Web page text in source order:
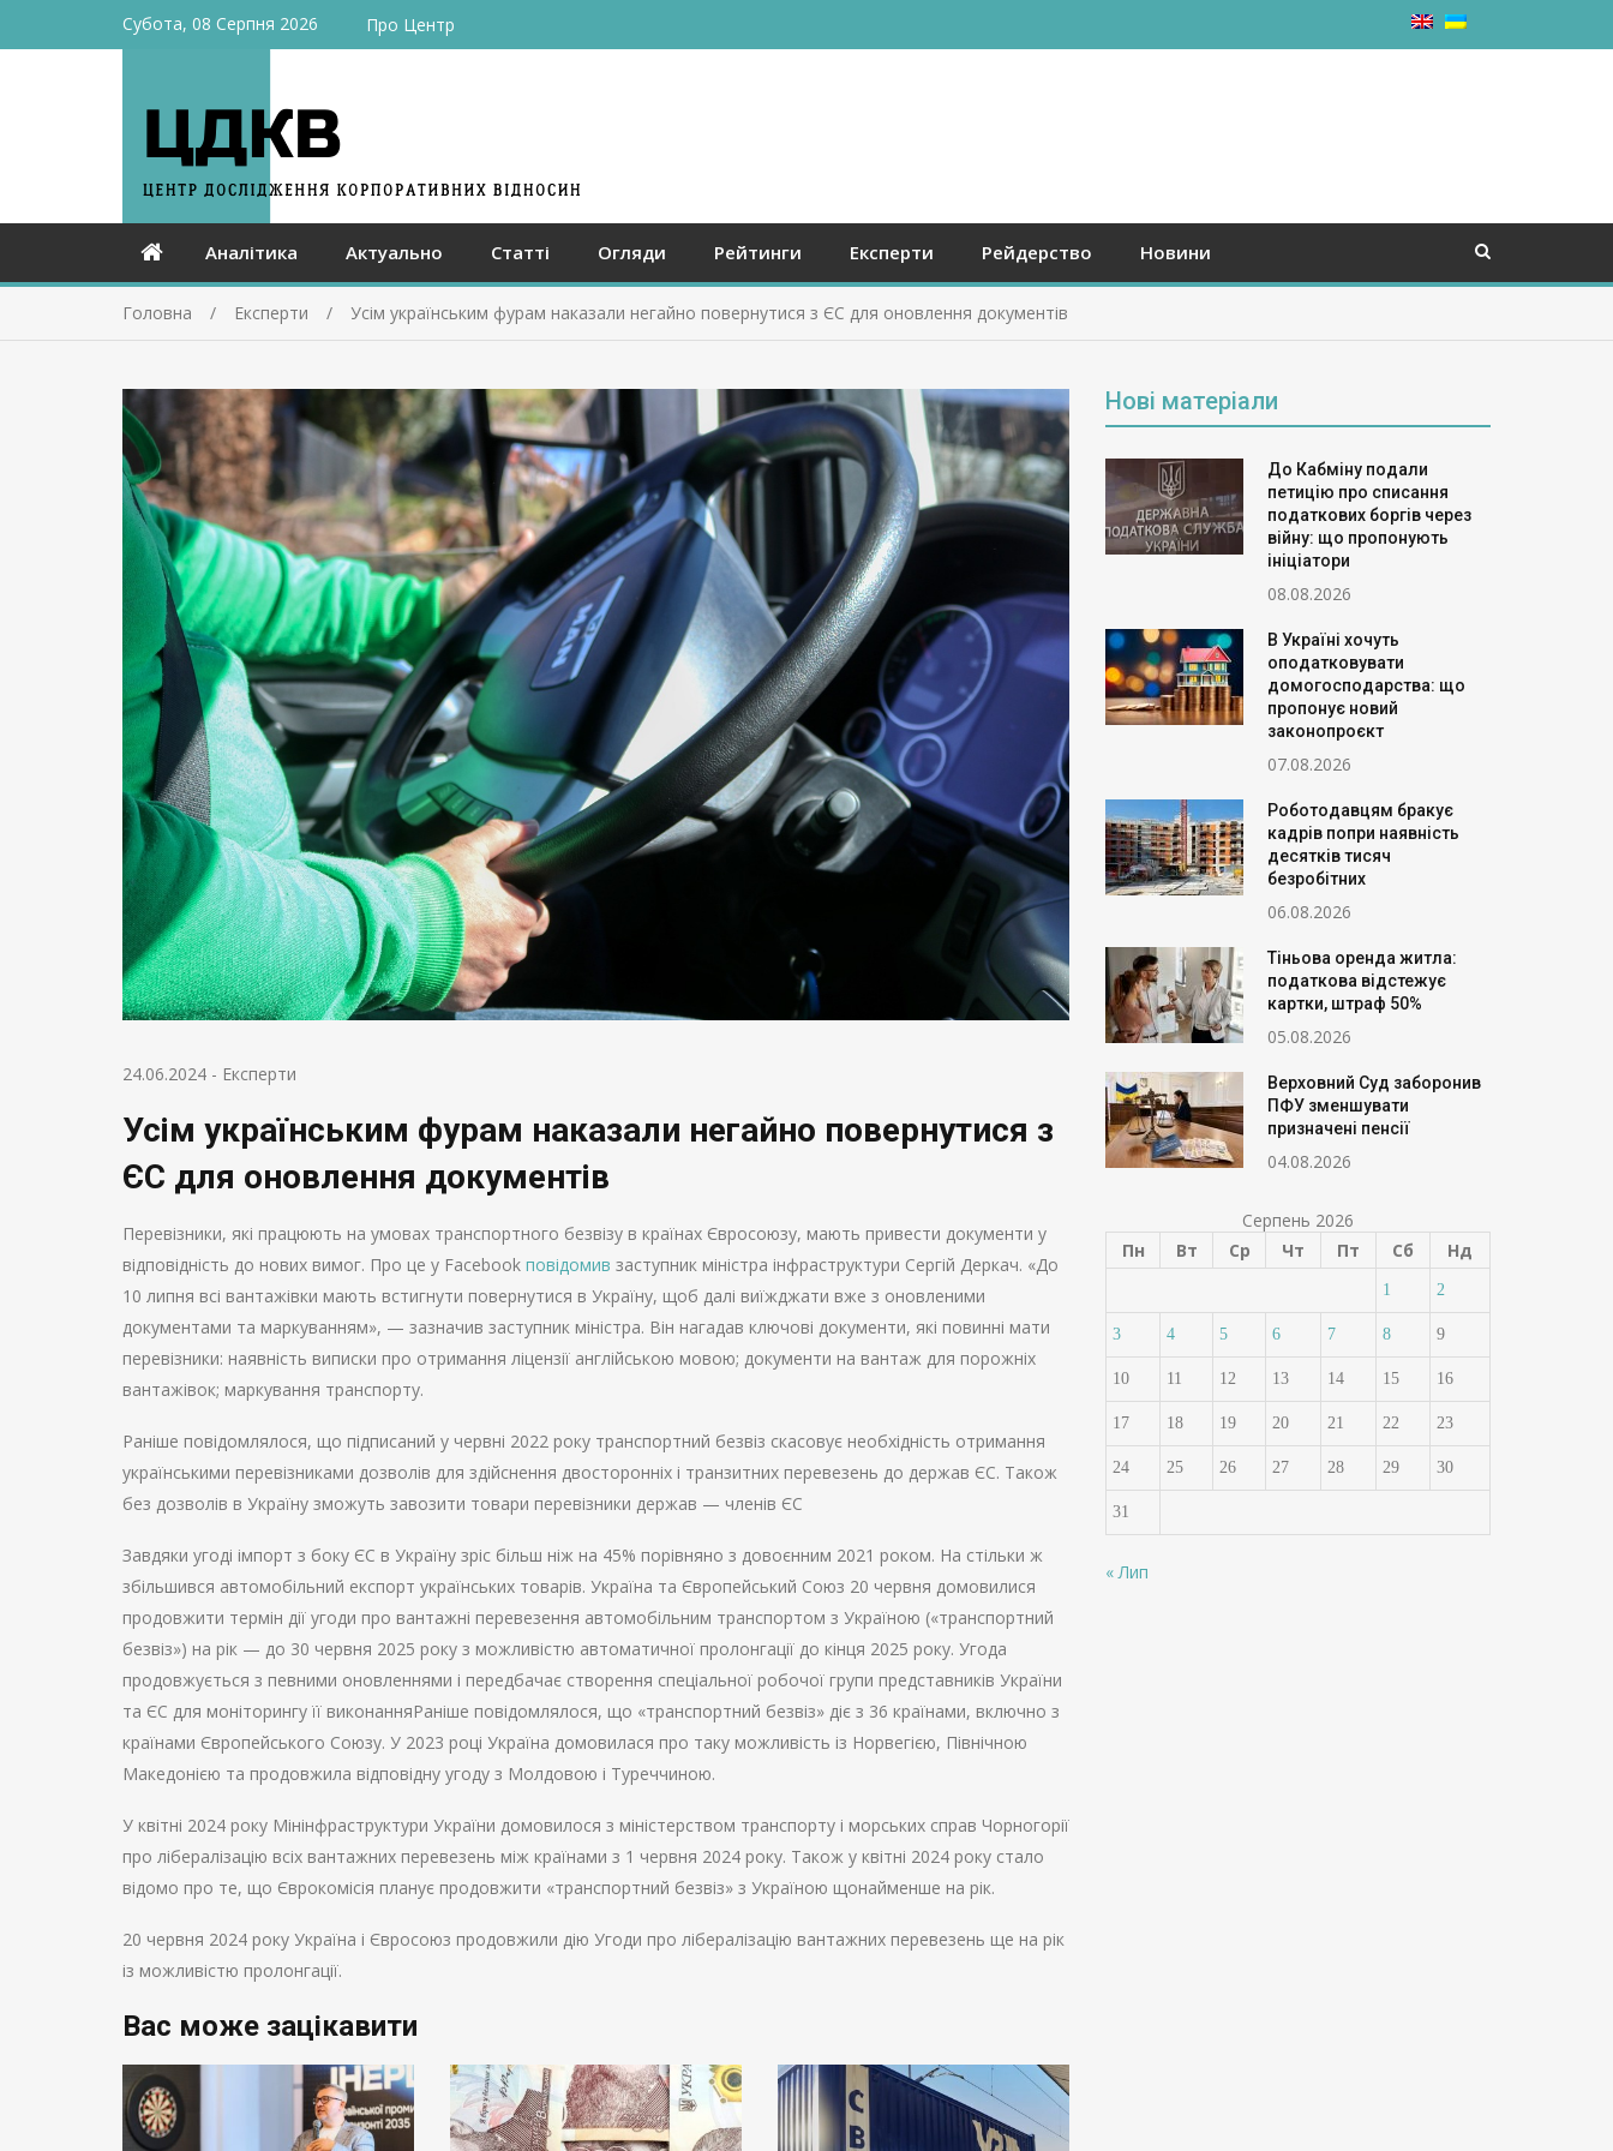
Субота, 08 Серпня 2026 Про Центр
Аналітика Актуально Статті Огляди Рейтинги Експерти Рейдерство Новини
Головна Експерти Усім українським фурам наказали негайно повернутися з ЄС для оновлення документів
24.06.2024 - Експерти
Усім українським фурам наказали негайно повернутися з
ЄС для оновлення документів
Перевізники, які працюють на умовах транспортного безвізу в країнах Євросоюзу, мають привести документи у
відповідність до нових вимог. Про це у Facebook повідомив заступник міністра інфраструктури Сергій Деркач. «До
10 липня всі вантажівки мають встигнути повернутися в Україну, щоб далі виїжджати вже з оновленими
документами та маркуванням», — зазначив заступник міністра. Він нагадав ключові документи, які повинні мати
перевізники: наявність виписки про отримання ліцензії англійською мовою; документи на вантаж для порожніх
вантажівок; маркування транспорту.
Раніше повідомлялося, що підписаний у червні 2022 року транспортний безвіз скасовує необхідність отримання
українськими перевізниками дозволів для здійснення двосторонніх і транзитних перевезень до держав ЄС. Також
без дозволів в Україну зможуть завозити товари перевізники держав — членів ЄС
Завдяки угоді імпорт з боку ЄС в Україну зріс більш ніж на 45% порівняно з довоєнним 2021 роком. На стільки ж
збільшився автомобільний експорт українських товарів. Україна та Європейський Союз 20 червня домовилися
продовжити термін дії угоди про вантажні перевезення автомобільним транспортом з Україною («транспортний
безвіз») на рік — до 30 червня 2025 року з можливістю автоматичної пролонгації до кінця 2025 року. Угода
продовжується з певними оновленнями і передбачає створення спеціальної робочої групи представників України
та ЄС для моніторингу її виконанняРаніше повідомлялося, що «транспортний безвіз» діє з 36 країнами, включно з
країнами Європейського Союзу. У 2023 році Україна домовилася про таку можливість із Норвегією, Північною
Македонією та продовжила відповідну угоду з Молдовою і Туреччиною.
У квітні 2024 року Мінінфраструктури України домовилося з міністерством транспорту і морських справ Чорногорії
про лібералізацію всіх вантажних перевезень між країнами з 1 червня 2024 року. Також у квітні 2024 року стало
відомо про те, що Єврокомісія планує продовжити «транспортний безвіз» з Україною щонайменше на рік.
20 червня 2024 року Україна і Євросоюз продовжили дію Угоди про лібералізацію вантажних перевезень ще на рік
із можливістю пролонгації.
Вас може зацікавити
Нові матеріали
До Кабміну подали
петицію про списання
податкових боргів через
війну: що пропонують
ініціатори
08.08.2026
В Україні хочуть
оподатковувати
домогосподарства: що
пропонує новий
законопроєкт
07.08.2026
Роботодавцям бракує
кадрів попри наявність
десятків тисяч
безробітних
06.08.2026
Тіньова оренда житла:
податкова відстежує
картки, штраф 50%
05.08.2026
Верховний Суд заборонив
ПФУ зменшувати
призначені пенсії
04.08.2026
Серпень 2026
Пн
Вт Ср Чт Пт Сб Нд
1 2
3 4 5 6 7 8 9
10 11 12 13 14 15 16
17 18 19 20 21 22 23
24 25 26 27 28 29 30
31
« Лип